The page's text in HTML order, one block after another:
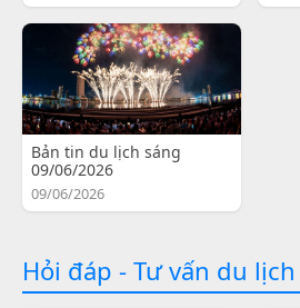
Bản tin du lịch sáng
09/06/2026
09/06/2026
Hỏi đáp - Tư vấn du lịch